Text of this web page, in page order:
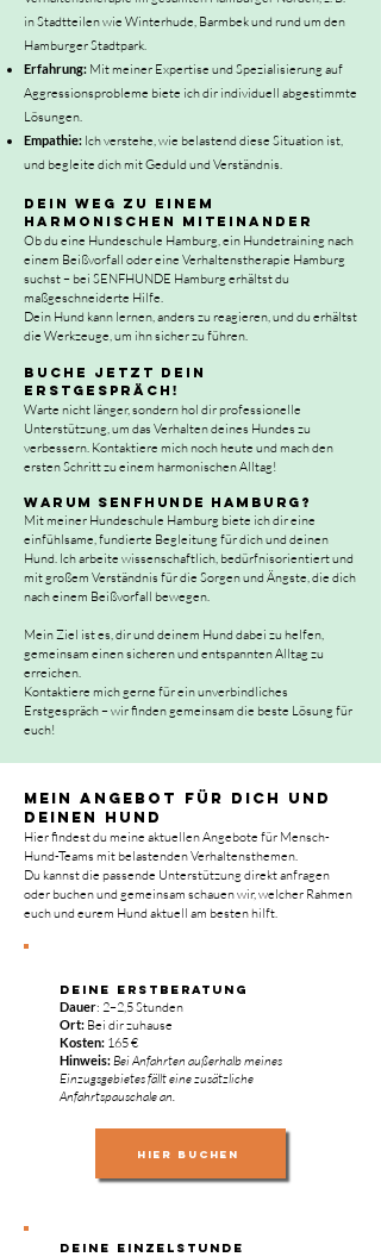
in Stadtteilen wie Winterhude, Barmbek und rund um den
Hamburger Stadtpark.
Erfahrung: Mit meiner Expertise und Spezialisierung auf
Aggressionsprobleme biete ich dir individuell abgestimmte
Lösungen.
Empathie: Ich verstehe, wie belastend diese Situation ist,
und begleite dich mit Geduld und Verständnis.
Dein Weg zu einem
harmonischen Miteinander
Ob du eine Hundeschule Hamburg, ein Hundetraining nach
einem Beißvorfall oder eine Verhaltenstherapie Hamburg
suchst – bei SENFHUNDE Hamburg erhältst du
maßgeschneiderte Hilfe.
Dein Hund kann lernen, anders zu reagieren, und du erhältst
die Werkzeuge, um ihn sicher zu führen.
Buche jetzt dein
Erstgespräch!
Warte nicht länger, sondern hol dir professionelle
Unterstützung, um das Verhalten deines Hundes zu
verbessern. Kontaktiere mich noch heute und mach den
ersten Schritt zu einem harmonischen Alltag!
Warum SENFHUNDE Hamburg?
Mit meiner Hundeschule Hamburg biete ich dir eine
einfühlsame, fundierte Begleitung für dich und deinen
Hund. Ich arbeite wissenschaftlich, bedürfnisorientiert und
mit großem Verständnis für die Sorgen und Ängste, die dich
nach einem Beißvorfall bewegen.
Mein Ziel ist es, dir und deinem Hund dabei zu helfen,
gemeinsam einen sicheren und entspannten Alltag zu
erreichen.
Kontaktiere mich gerne für ein unverbindliches
Erstgespräch – wir finden gemeinsam die beste Lösung für
euch!
Mein Angebot für dich und
deinen hund
Hier findest du meine aktuellen Angebote für Mensch-
Hund-Teams mit belastenden Verhaltensthemen.
Du kannst die passende Unterstützung direkt anfragen
oder buchen und gemeinsam schauen wir, welcher Rahmen
euch und eurem Hund aktuell am besten hilft.
Deine Erstberatung
Dauer: 2–2,5 Stunden
Ort: Bei dir zuhause
Kosten: 165 €
Hinweis:Bei Anfahrten außerhalb meines
Einzugsgebietes fällt eine zusätzliche
Anfahrtspauschale an.
hier buchen
Deine Einzelstunde